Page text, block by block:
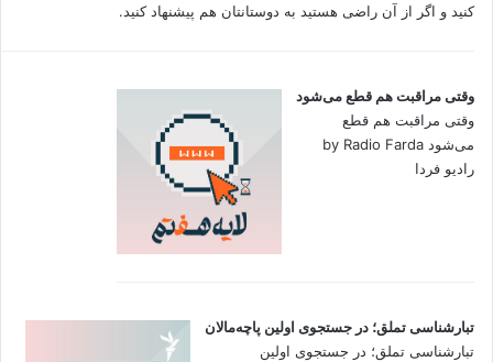
کنید و اگر از آن راضی هستید به دوستانتان هم پیشنهاد کنید.
وقتی مراقبت هم قطع می‌شود
وقتی مراقبت هم قطع
می‌شود by Radio Farda
رادیو فردا
تبارشناسی تملق؛ در جستجوی اولین‌ پاچه‌مالان
تبارشناسی تملق؛ در جستجوی اولین‌